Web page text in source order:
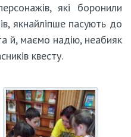
які боронили
якнайліпше пасують до
й, маємо надію, неабияк
квесту.